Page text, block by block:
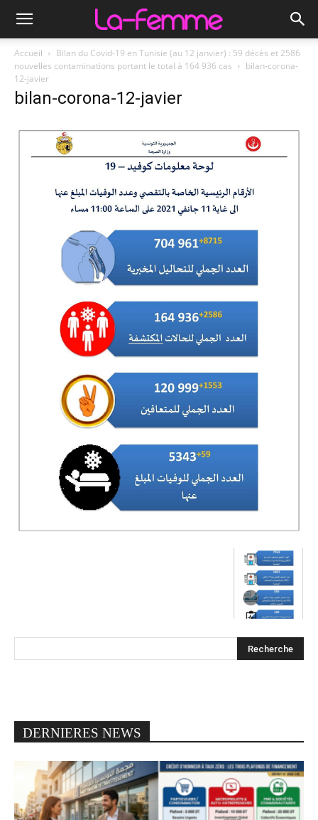
Accueil
Bilan du Covid-19 en Tunisie (au 12 janvier) : 59 décès et 2586
nouvelles contaminations portant le total à 164 936 cas
bilan-corona-
12-javier
bilan-corona-12-javier
DERNIERES NEWS